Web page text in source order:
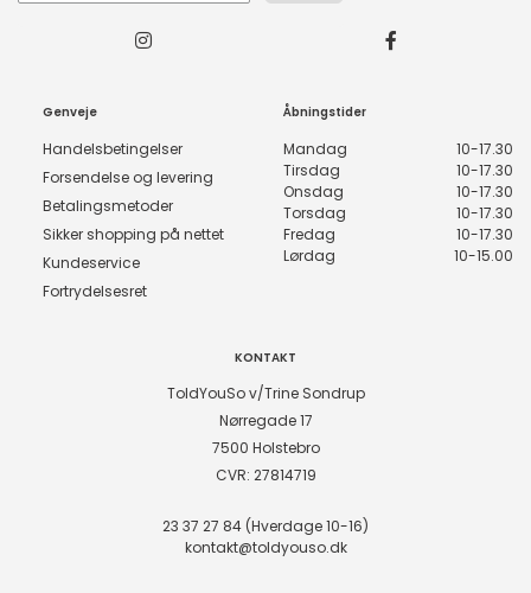
Genveje
Handelsbetingelser
Forsendelse og levering
Betalingsmetoder
Sikker shopping på nettet
Kundeservice
Fortrydelsesret
Åbningstider
Mandag
10-17.30
Tirsdag
10-17.30
Onsdag
10-17.30
Torsdag
10-17.30
Fredag
10-17.30
Lørdag
10-15.00
KONTAKT
ToldYouSo v/Trine Sondrup
Nørregade 17
7500 Holstebro
CVR: 27814719
23 37 27 84 (Hverdage 10-16)
kontakt@toldyouso.dk